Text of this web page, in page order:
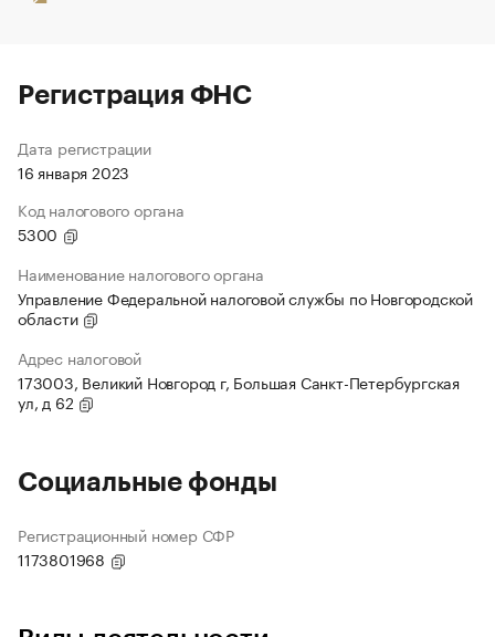
Регистрация ФНС
Дата регистрации
16 января 2023
Код налогового органа
5300
Наименование налогового органа
Управление Федеральной налоговой службы по Новгородской
области
Адрес налоговой
173003, Великий Новгород г, Большая Санкт-Петербургская
ул, д 62
Социальные фонды
Регистрационный номер СФР
1173801968